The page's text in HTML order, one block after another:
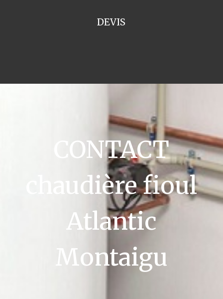
DEVIS
CONTACT
chaudière fioul
Atlantic
Montaigu